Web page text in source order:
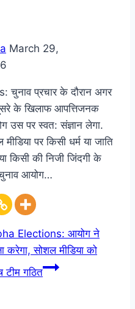
March 29,
प्रचार के दौरान अगर
के खिलाफ आपत्तिजनक
उस पर स्वत: संज्ञान लेगा.
पर किसी धर्म या जाति
किसी की निजी जिंदगी के
चुनाव आयोग…
Elections: आयोग ने
करेगा, सोशल मीडिया को
टीम गठित